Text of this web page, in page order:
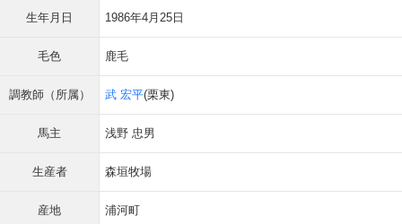
生年月日 1986年4月25日
毛色 鹿毛
調教師（所属） 武 宏平(栗東)
馬主 浅野 忠男
生産者 森垣牧場
産地 浦河町